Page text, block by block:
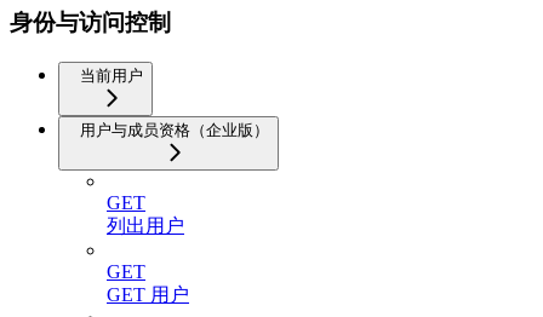
身份与访问控制
当前用户
用户与成员资格（企业版）
GET
列出用户
GET
GET 用户